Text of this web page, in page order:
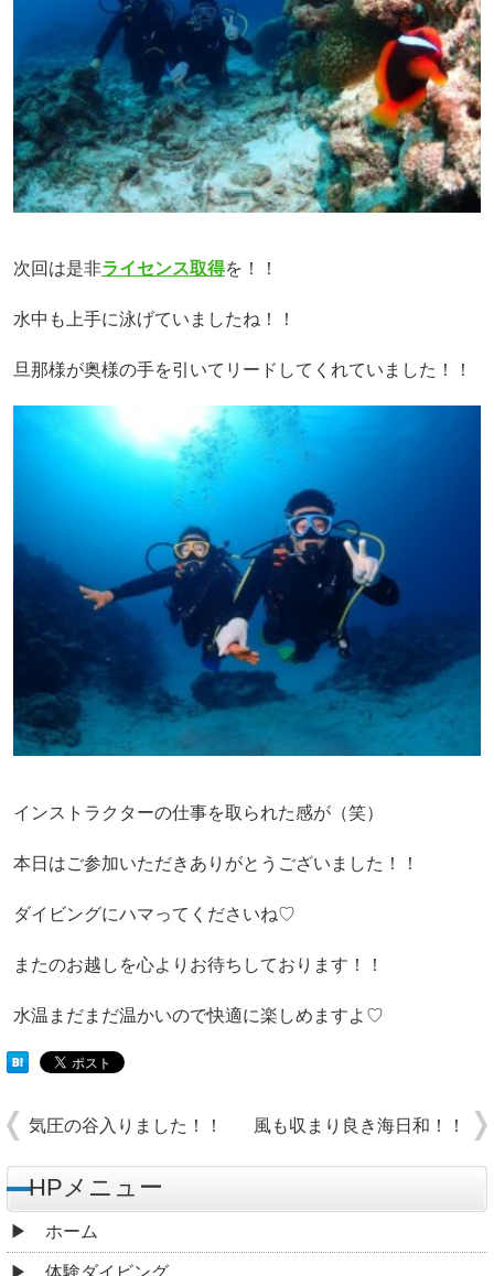
次回は是非ライセンス取得を！！
水中も上手に泳げていましたね！！
旦那様が奥様の手を引いてリードしてくれていました！！
インストラクターの仕事を取られた感が（笑）
本日はご参加いただきありがとうございました！！
ダイビングにハマってくださいね♡
またのお越しを心よりお待ちしております！！
水温まだまだ温かいので快適に楽しめますよ♡
気圧の谷入りました！！ 風も収まり良き海日和！！
HPメニュー
ホーム